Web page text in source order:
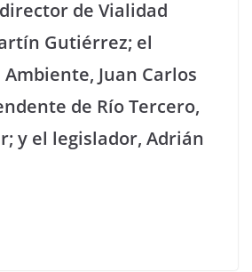
de Vialidad
Gutiérrez; el
Juan Carlos
de Río Tercero,
y el legislador, Adrián